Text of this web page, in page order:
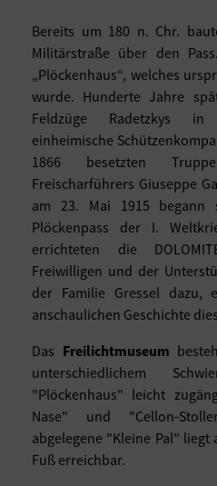
Bereits um 180 n. Chr.
Militärstraße über den
„Plöckenhaus“, welches
wurde. Hunderte Jahre
Feldzüge Radetzkys in
einheimische
1866 besetzten
Freischarführers Giuseppe
am 23. Mai 1915 begann
Plöckenpass der I.
errichteten die
Freiwilligen und der
der Familie Gressel dazu,
anschaulichen Geschichte
Das Freilichtmuseum
unterschiedlichem
"Plöckenhaus" leicht
Nase" und "Cellon-
abgelegene "Kleine Pal"
Fuß erreichbar.